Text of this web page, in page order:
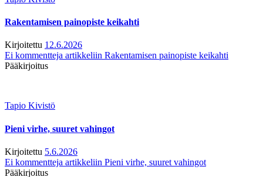
Rakentamisen painopiste keikahti
Kirjoitettu 12.6.2026
Ei kommentteja artikkeliin Rakentamisen painopiste keikahti
Pääkirjoitus
Tapio Kivistö
Pieni virhe, suuret vahingot
Kirjoitettu 5.6.2026
Ei kommentteja artikkeliin Pieni virhe, suuret vahingot
Pääkirjoitus